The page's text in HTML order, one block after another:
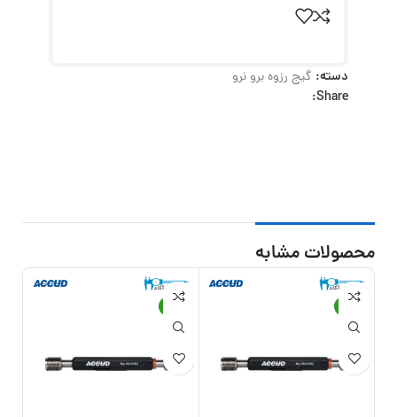
دسته: گیج رزوه برو نرو
Share:
محصولات مشابه
-18%
-12%